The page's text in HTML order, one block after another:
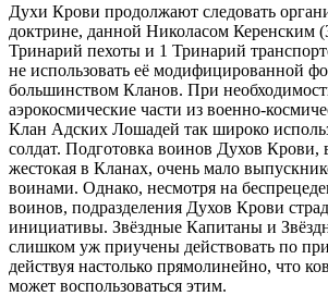
Духи Крови продолжают следовать
доктрине, данной Николасом Керенским
Тринарий пехоты и 1 Тринарий
не использовать её модифицированной
большинством Кланов. При
аэрокосмические части из военно-
Клан Адских Лошадей так широко
солдат. Подготовка воинов Духов Крови,
жестокая в Кланах, очень мало
воинами. Однако, несмотря на
воинов, подразделения Духов Крови
инициативы. Звёздные Капитаны и
слишком уж приучены действовать по
действуя настолько прямолинейно, что
может воспользоваться этим.